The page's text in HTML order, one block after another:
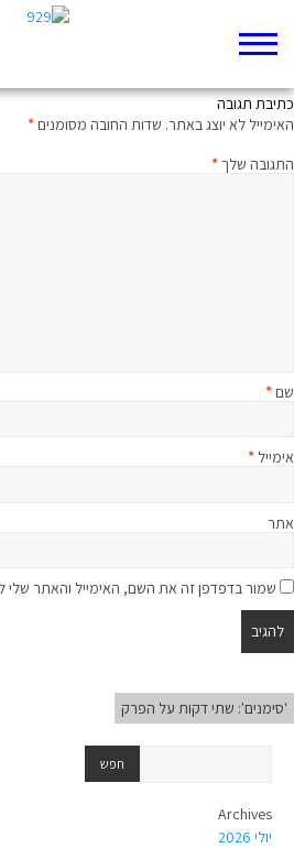
כתיבת תגובה
האימייל לא יוצג באתר. שדות החובה מסומנים*
התגובה שלך*
שם*
אימייל *
אתר
שמור בדפדפן זה את השם, האימייל והאתר
'סימנים': שתי דקות על הפרק
Archives
יולי 2026